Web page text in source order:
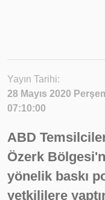
Yayın Tarihi:
28 Mayıs 2020
07:10:00
ABD
Özerk
yönelik baskı
yetkililere